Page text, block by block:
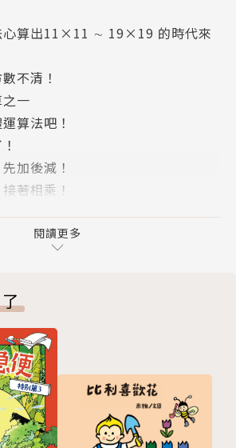
和記憶力的加乘效果
二位數乘法，你能馬上答題嗎？
，你的正確答案已揭曉！
算法」，就算小學生也能在一天內
難度的乘法問題！
與效果的小步驟設計
有難度的內容，學習動力可能會降
本書將這個魔力運算法拆成8個淺
個步驟提供大量練習題，不僅很容
成了以前做不到的二位數乘法心算，
學生也能輕鬆閱讀。
注意力的藍色為基調。
這麼輕鬆又有趣！」
做著書中的運算練習時，保證你也會
享美好的親子時光！
算出11×11 ∼ 19×19 的時代來
不清！
一
算法吧！
加後減！
著相乘！
和步驟４，送禮運算法就完成了！
數量，加強練習！
法的運算高手吧！
自己教
試身手之一
試身手之二
試身手之三
試身手之四
閱讀更多